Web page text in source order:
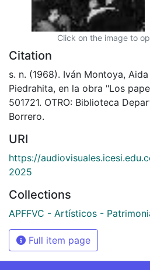
Click on the image to
Citation
s. n. (1968). Iván Montoya,
Piedrahita, en la obra "Los
501721. OTRO: Biblioteca
Borrero.
URI
https://
2025
Collections
APFFVC - Artísticos -
Full item page